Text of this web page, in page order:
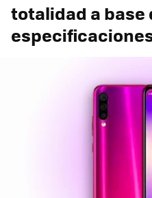
totalidad a base